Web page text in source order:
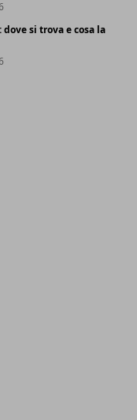
si trova e cosa la